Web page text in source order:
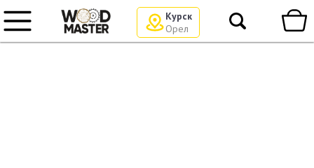
Курск
Орел